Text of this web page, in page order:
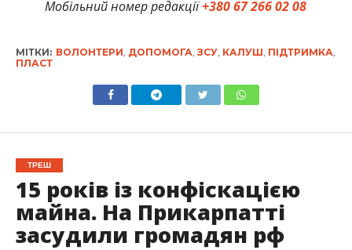
Мобільний номер редакції+380 67 266 02 08
МІТКИ: ВОЛОНТЕРИ ДОПОМОГА ЗСУ, КАЛУШ ПІДТРИМКА
ПЛАСТ
ТРЕШ
15 років із конфіскацією
майна. На Прикарпатті
засудили громадян рф